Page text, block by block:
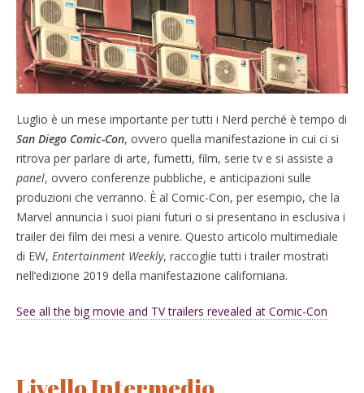
Luglio è un mese importante per tutti i Nerd perché è tempo di
San Diego Comic-Con, ovvero quella manifestazione in cui ci si
ritrova per parlare di arte, fumetti, film, serie tv e si assiste a
panel, ovvero conferenze pubbliche, e anticipazioni sulle
produzioni che verranno. È al Comic-Con, per esempio, che la
Marvel annuncia i suoi piani futuri o si presentano in esclusiva i
trailer dei film dei mesi a venire. Questo articolo multimediale
di EW, Entertainment Weekly, raccoglie tutti i trailer mostrati
nell’edizione 2019 della manifestazione californiana.
See all the big movie and TV trailers revealed at Comic-Con